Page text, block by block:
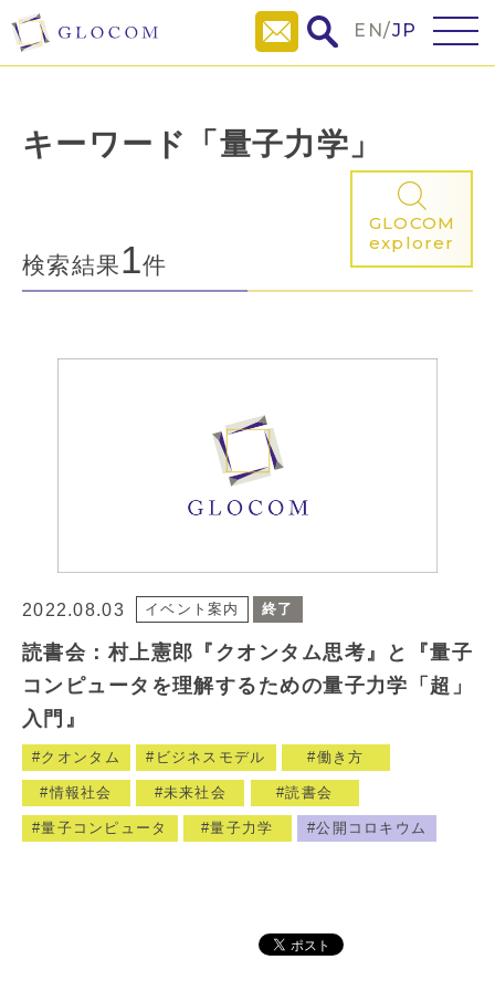
EN/JP
キーワード「量子力学」
GLOCOM
explorer
検索結果1件
2022.08.03 イベント案内 終了
読書会：村上憲郎『クオンタム思考』と『量子
コンピュータを理解するための量子力学「超」
入門』
クオンタム ビジネスモデル 働き方
情報社会 未来社会 読書会
量子コンピュータ 量子力学 公開コロキウム